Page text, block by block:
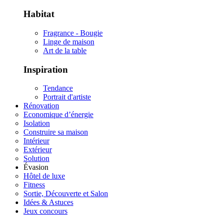
Habitat
Fragrance - Bougie
Linge de maison
Art de la table
Inspiration
Tendance
Portrait d'artiste
Rénovation
Economique d’énergie
Isolation
Construire sa maison
Intérieur
Extérieur
Solution
Évasion
Hôtel de luxe
Fitness
Sortie, Découverte et Salon
Idées & Astuces
Jeux concours